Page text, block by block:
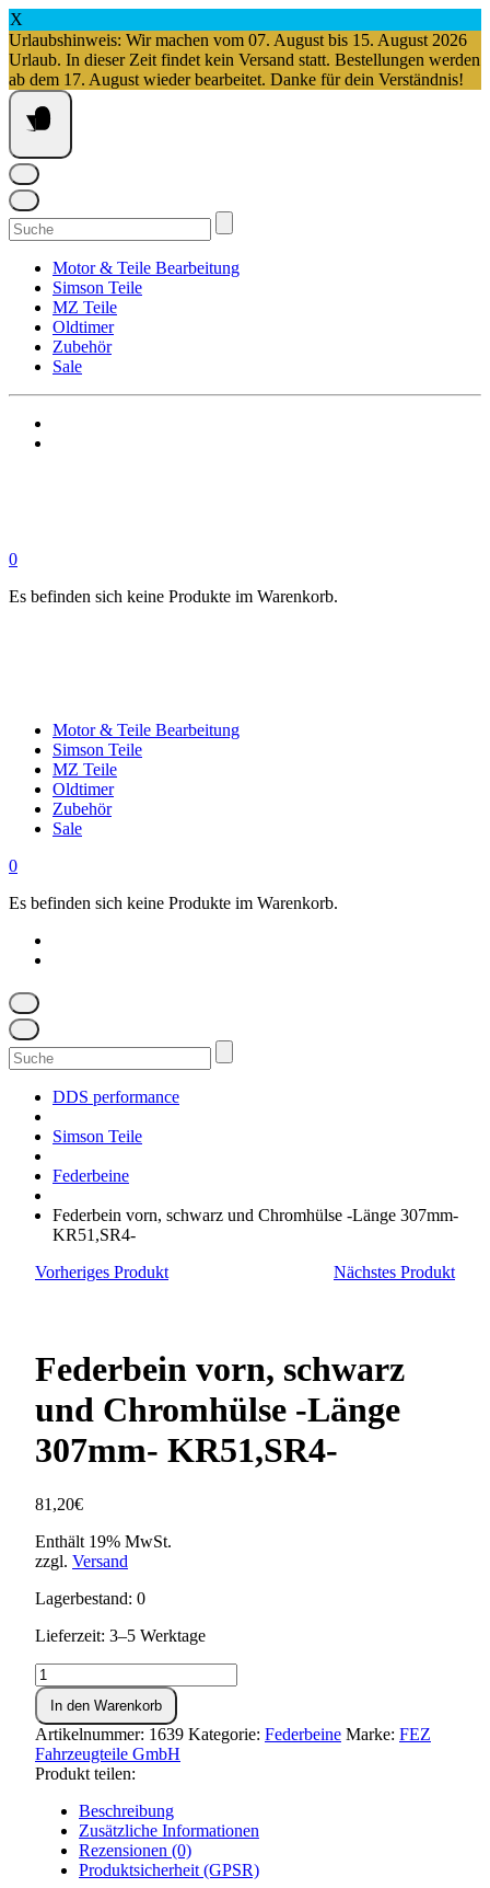
X
Urlaubshinweis: Wir machen vom 07. August bis 15. August 2026
Urlaub. In dieser Zeit findet kein Versand statt. Bestellungen werden
ab dem 17. August wieder bearbeitet. Danke für dein Verständnis!
Springe
zum
Inhalt
Suchen
nach:
Motor & Teile Bearbeitung
Simson Teile
MZ Teile
Oldtimer
Zubehör
Sale
0
Es befinden sich keine Produkte im Warenkorb.
Motor & Teile Bearbeitung
Simson Teile
MZ Teile
Oldtimer
Zubehör
Sale
0
Es befinden sich keine Produkte im Warenkorb.
Suchen
nach:
DDS performance
Simson Teile
Federbeine
Federbein vorn, schwarz und Chromhülse -Länge 307mm-
KR51,SR4-
Vorheriges Produkt
Nächstes Produkt
Federbein vorn, schwarz
und Chromhülse -Länge
307mm- KR51,SR4-
81,20€
Enthält 19% MwSt.
zzgl. Versand
Lagerbestand: 0
Lieferzeit: 3–5 Werktage
Federbein
vorn,
schwarz
und
Chromhülse
-
307mm-
KR51,SR4-
Menge
In den Warenkorb
Artikelnummer: 1639 Kategorie: Federbeine Marke: FEZ
Fahrzeugteile GmbH
Produkt teilen:
Beschreibung
Zusätzliche Informationen
Rezensionen (0)
Produktsicherheit (GPSR)